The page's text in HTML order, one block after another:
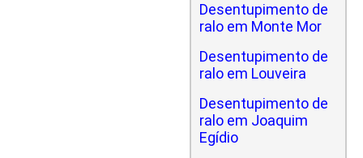
Desentupimento de
ralo em Monte Mor
Desentupimento de
ralo em Louveira
Desentupimento de
ralo em Joaquim
Egídio